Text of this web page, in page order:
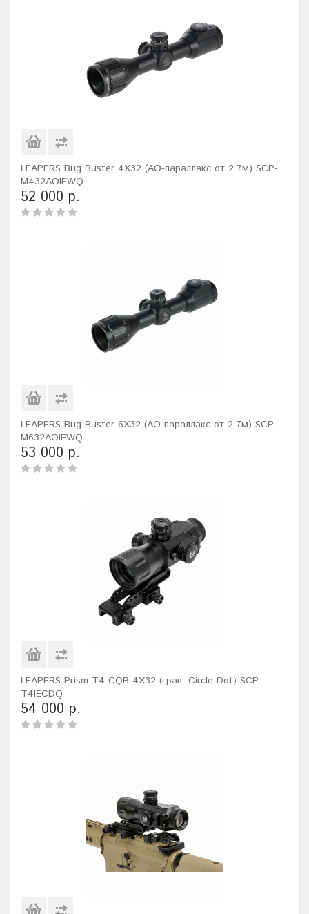
LEAPERS Bug Buster 4X32 (AO-параллакс от 2.7м) SCP-
M432AOIEWQ
52 000 р.
LEAPERS Bug Buster 6X32 (AO-параллакс от 2.7м) SCP-
M632AOIEWQ
53 000 р.
LEAPERS Prism T4 CQB 4X32 (грав. Circle Dot) SCP-
T4IECDQ
54 000 р.